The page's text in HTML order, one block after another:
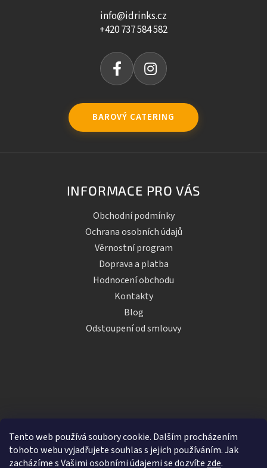
Tento web používá soubory cookie. Dalším procházením
tohoto webu vyjadřujete souhlas s jejich používáním. Jak
zacházíme s Vašimi osobními údajemi se dozvíte zde.
info@idrinks.cz
+420 737 584 582
BAROVÝ CATERING
INFORMACE PRO VÁS
Obchodní podmínky
Ochrana osobních údajů
Věrnostní program
Doprava a platba
Hodnocení obchodu
Kontakty
Blog
Odstoupení od smlouvy
Vytvořil Shoptet